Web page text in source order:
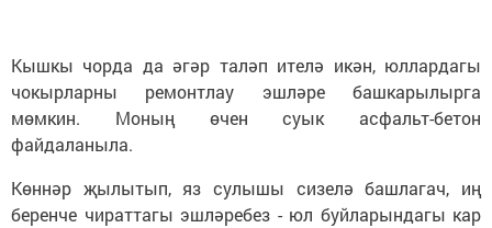
Кышкы чорда да әгәр таләп ителә икән, юллардагы
чокырларны ремонтлау эшләре башкарылырга
мөмкин. Моның өчен суык асфальт-бетон
файдаланыла.
Көннәр җылытып, яз сулышы сизелә башлагач, иң
беренче чираттагы эшләребез - юл буйларындагы кар